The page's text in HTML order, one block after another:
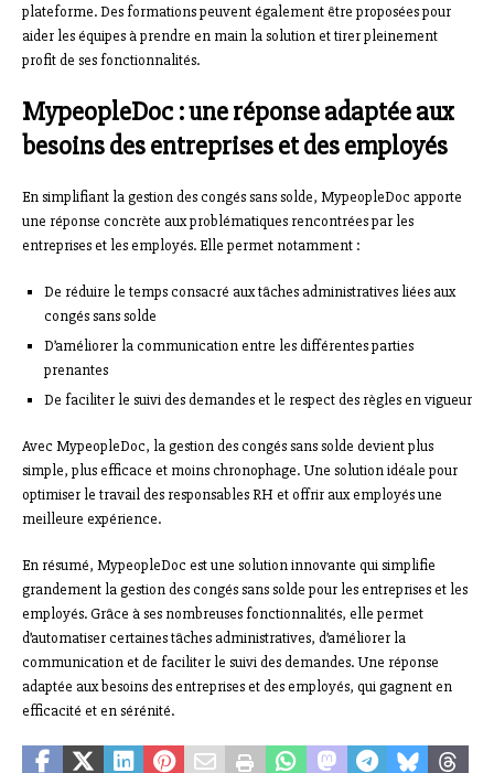
plateforme. Des formations peuvent également être proposées pour
aider les équipes à prendre en main la solution et tirer pleinement
profit de ses fonctionnalités.
MypeopleDoc : une réponse adaptée aux
besoins des entreprises et des employés
En simplifiant la gestion des congés sans solde, MypeopleDoc apporte
une réponse concrète aux problématiques rencontrées par les
entreprises et les employés. Elle permet notamment :
De réduire le temps consacré aux tâches administratives liées aux
congés sans solde
D’améliorer la communication entre les différentes parties
prenantes
De faciliter le suivi des demandes et le respect des règles en vigueur
Avec MypeopleDoc, la gestion des congés sans solde devient plus
simple, plus efficace et moins chronophage. Une solution idéale pour
optimiser le travail des responsables RH et offrir aux employés une
meilleure expérience.
En résumé, MypeopleDoc est une solution innovante qui simplifie
grandement la gestion des congés sans solde pour les entreprises et les
employés. Grâce à ses nombreuses fonctionnalités, elle permet
d’automatiser certaines tâches administratives, d’améliorer la
communication et de faciliter le suivi des demandes. Une réponse
adaptée aux besoins des entreprises et des employés, qui gagnent en
efficacité et en sérénité.